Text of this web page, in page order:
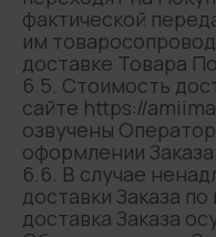
фактической
им
доставке Товара
6.5. Стоимость
сайте https://
озвучены
оформлении Заказа.
6.6. В случае
доставки Заказа
доставка Заказа